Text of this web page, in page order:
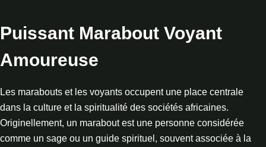
Puissant Marabout Voyant
Amoureuse
Les marabouts et les voyants occupent une place centrale
dans la culture et la spiritualité des sociétés africaines.
Originellement, un marabout est une personne considérée
comme un sage ou un guide spirituel, souvent associée à la